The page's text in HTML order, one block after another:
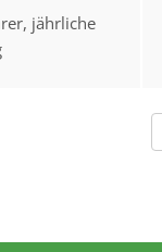
jährliche